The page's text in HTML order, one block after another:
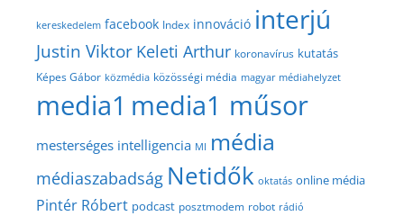
kereskedelem facebook Index innováció interjú
Justin Viktor Keleti Arthur koronavírus kutatás
Képes Gábor közmédia közösségi média magyar médiahelyzet
media1 media1 műsor
mesterséges intelligencia MI média
médiaszabadság Netidők oktatás online média
Pintér Róbert podcast posztmodem robot rádió